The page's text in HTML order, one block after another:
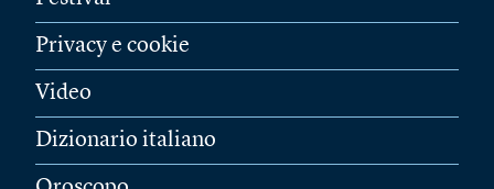
Privacy e cookie
Video
Dizionario italiano